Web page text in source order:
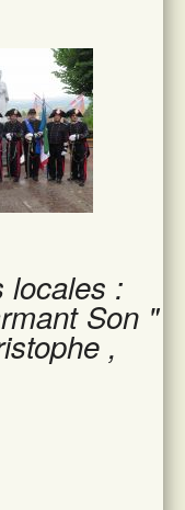
locales :
Son "
,